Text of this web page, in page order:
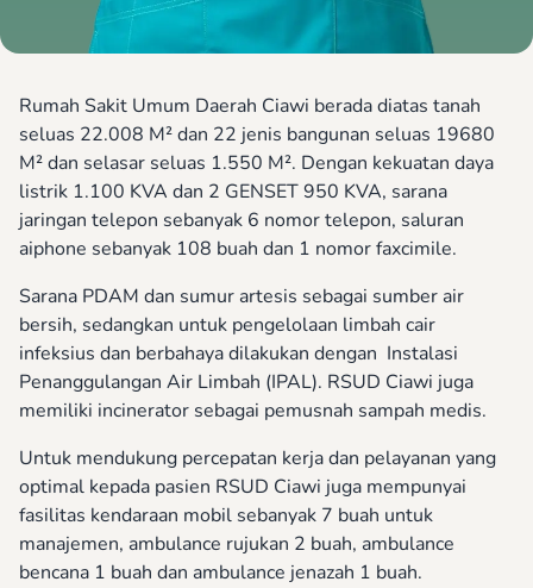
Rumah Sakit Umum Daerah Ciawi berada diatas tanah
seluas 22.008 M² dan 22 jenis bangunan seluas 19680
M² dan selasar seluas 1.550 M². Dengan kekuatan daya
listrik 1.100 KVA dan 2 GENSET 950 KVA, sarana
jaringan telepon sebanyak 6 nomor telepon, saluran
aiphone sebanyak 108 buah dan 1 nomor faxcimile.
Sarana PDAM dan sumur artesis sebagai sumber air
bersih, sedangkan untuk pengelolaan limbah cair
infeksius dan berbahaya dilakukan dengan Instalasi
Penanggulangan Air Limbah (IPAL). RSUD Ciawi juga
memiliki incinerator sebagai pemusnah sampah medis.
Untuk mendukung percepatan kerja dan pelayanan yang
optimal kepada pasien RSUD Ciawi juga mempunyai
fasilitas kendaraan mobil sebanyak 7 buah untuk
manajemen, ambulance rujukan 2 buah, ambulance
bencana 1 buah dan ambulance jenazah 1 buah.